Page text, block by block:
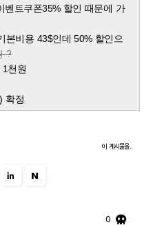
벤트쿠폰35% 할인 때문에 가
본비용 43$인데 50% 할인으
?
천원
) 확정
이 게시물을..
N
0